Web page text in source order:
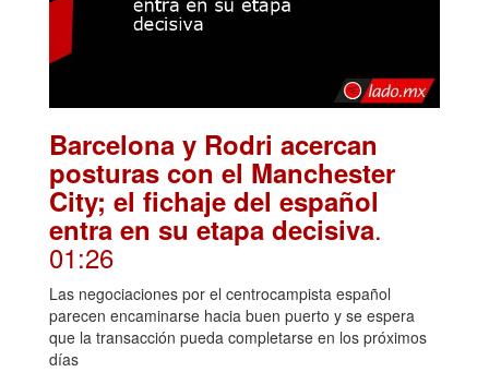
Barcelona y Rodri acercan
posturas con el Manchester
City; el fichaje del español
entra en su etapa decisiva.
01:26
Las negociaciones por el centrocampista español
parecen encaminarse hacia buen puerto y se espera
que la transacción pueda completarse en los próximos
días